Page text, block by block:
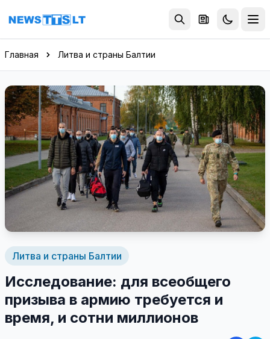
Перейти к содержимому
Главная Литва и страны Балтии
Литва и страны Балтии
Исследование: для всеобщего
призыва в армию требуется и
время, и сотни миллионов